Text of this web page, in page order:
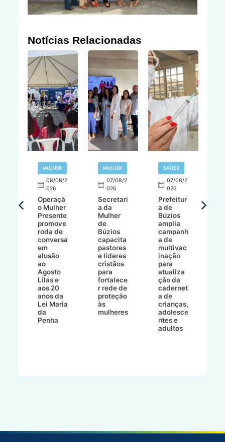
Notícias Relacionadas
MULHER
08/08/2
026
Operaçã
o Mulher
Presente
promove
roda de
conversa
em
alusão
ao
Agosto
Lilás e
aos 20
anos da
Lei Maria
da
Penha
MULHER
07/08/2
026
Secretari
a da
Mulher
de
Búzios
capacita
pastores
e líderes
cristãos
para
fortalece
r rede de
proteção
às
mulheres
SAÚDE
07/08/2
026
Prefeitur
a de
Búzios
amplia
campanh
a de
multivac
inação
para
atualiza
ção da
cadernet
a de
crianças,
adolesce
ntes e
adultos